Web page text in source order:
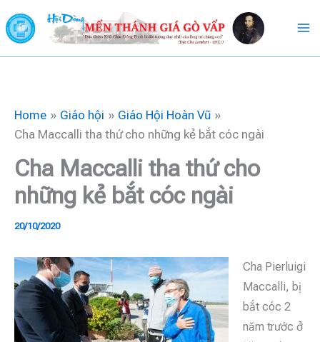
to
content
Home Giáo hội
Giáo Hội Hoàn Vũ
Cha Maccalli tha thứ cho những kẻ bắt cóc ngài
Cha Maccalli tha thứ cho
những kẻ bắt cóc ngài
20/10/2020
Cha Pierluigi
Maccalli, bị
bắt cóc 2
năm trước ở